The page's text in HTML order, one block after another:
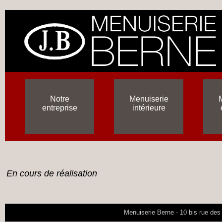
Notre
entreprise
Menuiserie
intérieure
En cours de réalisation
Menuiserie Berne - 10 bis rue